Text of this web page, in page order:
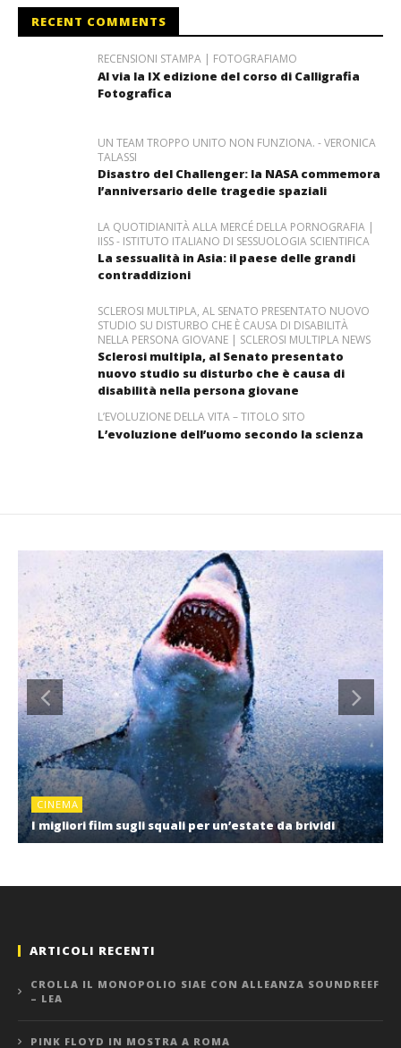
RECENT COMMENTS
RECENSIONI STAMPA | FOTOGRAFIAMO
Al via la IX edizione del corso di Calligrafia
Fotografica
UN TEAM TROPPO UNITO NON FUNZIONA. - VERONICA
TALASSI
Disastro del Challenger: la NASA commemora
l’anniversario delle tragedie spaziali
LA QUOTIDIANITÀ ALLA MERCÉ DELLA PORNOGRAFIA |
IISS - ISTITUTO ITALIANO DI SESSUOLOGIA SCIENTIFICA
La sessualità in Asia: il paese delle grandi
contraddizioni
SCLEROSI MULTIPLA, AL SENATO PRESENTATO NUOVO
STUDIO SU DISTURBO CHE È CAUSA DI DISABILITÀ
NELLA PERSONA GIOVANE | SCLEROSI MULTIPLA NEWS
Sclerosi multipla, al Senato presentato
nuovo studio su disturbo che è causa di
disabilità nella persona giovane
L’EVOLUZIONE DELLA VITA – TITOLO SITO
L’evoluzione dell’uomo secondo la scienza
CINEMA
I migliori film sugli squali per un’estate da brividi
ARTICOLI RECENTI
CROLLA IL MONOPOLIO SIAE CON ALLEANZA SOUNDREEF
– LEA
PINK FLOYD IN MOSTRA A ROMA